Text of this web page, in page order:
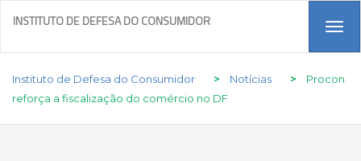
INSTITUTO DE DEFESA DO CONSUMIDOR
Instituto de Defesa do Consumidor > Notícias >
Procon
reforça a fiscalização do comércio no DF